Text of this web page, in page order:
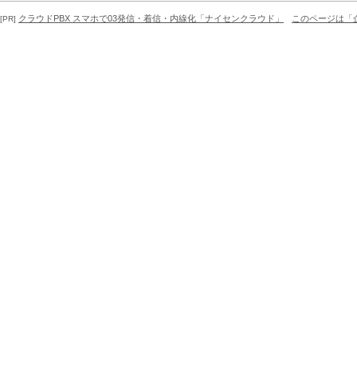
[PR] クラウドPBX スマホで03発信・着信・内線化「ナイセンクラウド」 このページは